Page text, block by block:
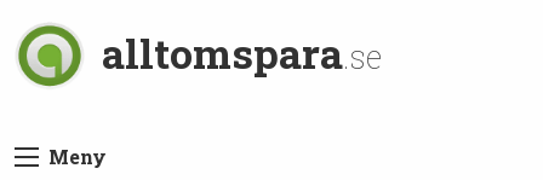
alltomspara.se
Meny